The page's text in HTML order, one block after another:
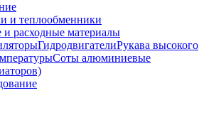
и теплообменники
расходные материалы
ГидродвигателиРукава высокого
Соты алюминиевые